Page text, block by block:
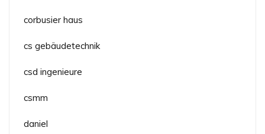
corbusier haus
cs gebäudetechnik
csd ingenieure
csmm
daniel